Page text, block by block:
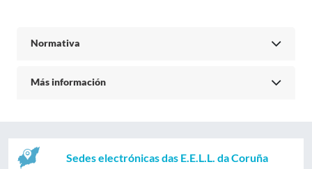
Normativa
Más información
Sedes electrónicas das E.E.L.L. da Coruña